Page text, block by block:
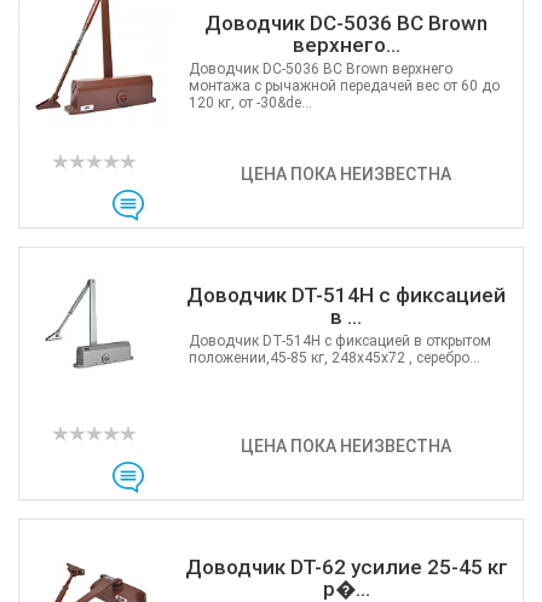
Доводчик DC-5036 BC Brown
верхнего...
ЦЕНА ПОКА НЕИЗВЕСТНА
Доводчик DC-5036 BC Brown верхнего
монтажа с рычажной передачей вес от 60 до
120 кг, от -30&de...
Доводчик DT-514H с фиксацией
в ...
ЦЕНА ПОКА НЕИЗВЕСТНА
Доводчик DT-514H с фиксацией в открытом
положении,45-85 кг, 248x45x72 , серебро...
Доводчик DT-62 усилие 25-45 кг
р�...